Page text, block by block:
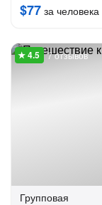
$77 за человека
7 отзывов
Групповая